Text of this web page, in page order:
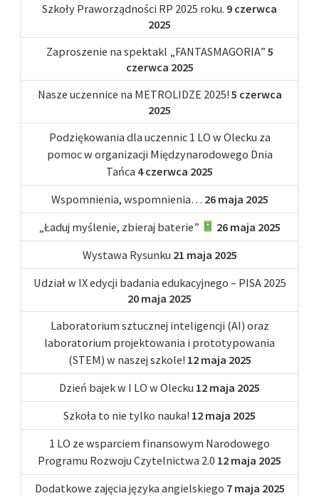
Szkoły Praworządności RP 2025 roku. 9 czerwca
2025
Zaproszenie na spektakl „FANTASMAGORIA” 5
czerwca 2025
Nasze uczennice na METROLIDZE 2025! 5 czerwca
2025
Podziękowania dla uczennic 1 LO w Olecku za
pomoc w organizacji Międzynarodowego Dnia
Tańca 4 czerwca 2025
Wspomnienia, wspomnienia… 26 maja 2025
„Ładuj myślenie, zbieraj baterie”
26 maja 2025
Wystawa Rysunku 21 maja 2025
Udział w IX edycji badania edukacyjnego – PISA 2025
20 maja 2025
Laboratorium sztucznej inteligencji (AI) oraz
laboratorium projektowania i prototypowania
(STEM) w naszej szkole! 12 maja 2025
Dzień bajek w I LO w Olecku 12 maja 2025
Szkoła to nie tylko nauka! 12 maja 2025
1 LO ze wsparciem finansowym Narodowego
Programu Rozwoju Czytelnictwa 2.0 12 maja 2025
Dodatkowe zajęcia języka angielskiego 7 maja 2025